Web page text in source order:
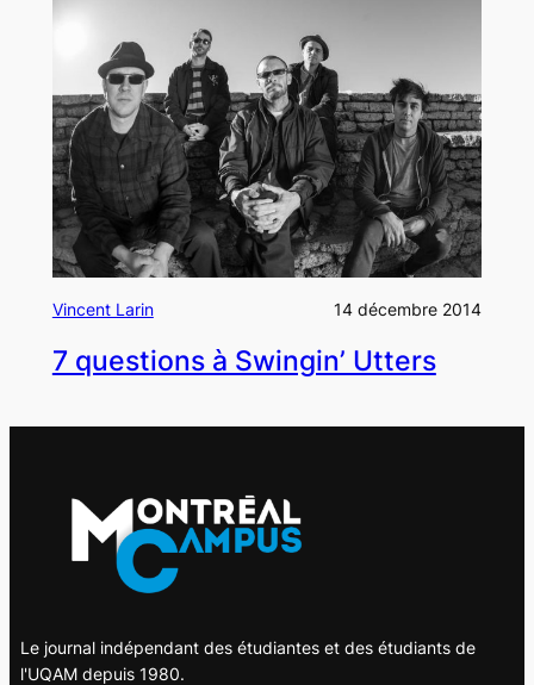
Vincent Larin 14 décembre 2014
7 questions à Swingin’ Utters
Le journal indépendant des étudiantes et des étudiants de
l'UQAM depuis 1980.